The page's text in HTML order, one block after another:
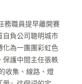
務職員提早離開賽
自負公司聰明城市
化為一團團彩虹色
保護中間主任張軼
收集、線路、燈